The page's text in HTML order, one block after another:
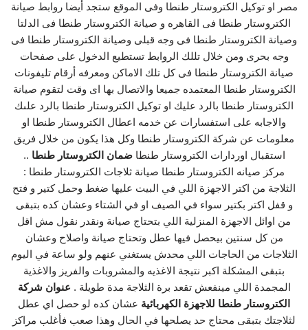
مصر او توكيل الكتروستار طنطا وفى الموقع ستجد أيضا روابط صيانة
الكتروستار طنطا فى القاهره و صيانة الكتروستار طنطا فى الدلتا
وصيانة الكتروستار طنطا فى وجه قبلى وصيانة الكتروستار طنطا فى
وجه بحرى ومن خلال تللك الروابط تستطيع الدخول على صفحات
صيانة الكتروستار طنطا فى كل تلك الاماكن ومعرفه أرقام تليفونات
الكتروستار طنطا المعتمده جميعا والاتصال بها اى وقت لتقوم صيانة
الكتروستار طنطا بالرد عليك او توكيل الكتروستار طنطا بالرد علىك
والاجابه على استفسارات عن خدمه اعطال الكتروستار طنطا او
معلومات عن شركة الكتروستار طنطا وكل هذا يكون من خلال فريق
استقبال اوردارات الكتروستار طنطاضمان الكتروستار طنطا ..
مركز صيانه الكتروستار طنطا صيانة ثلاجات الكتروستار طنطا :
الثلاجة من اكتر الاجهزة اللي في البيت عليها ضغط وحمل كتير و فتح
و قفل اكتر بكتير سواء في الصيف او في الشتاء وعشان كده بتبقى
من اوائل الاجهزة المنزلية اللي بتحتاج صيانة ونقدر نقول مش اقل
من كل سنتين بيحصل فيها عطل وتحتاج صيانة واصلاح وعشان
الثلاجات من الحاجات اللي محدش يستغني عنهم ولو ساعة في اليوم
بتبقى المشكلة اكبر نتيجة الاغذيه والمشروبات والفريز والاغذية
المجمدة اللي مينفعش تقعد برة الثلاجة مدة طويلة . عنوان شركة
الكتروستار طنطا للاجهزة الكهربائية عشان كده لو حصل اي عطل
لثلاجتك بتبقى محتاج حد يصلحها في الحال وهذا صعب فأغلب مراكز